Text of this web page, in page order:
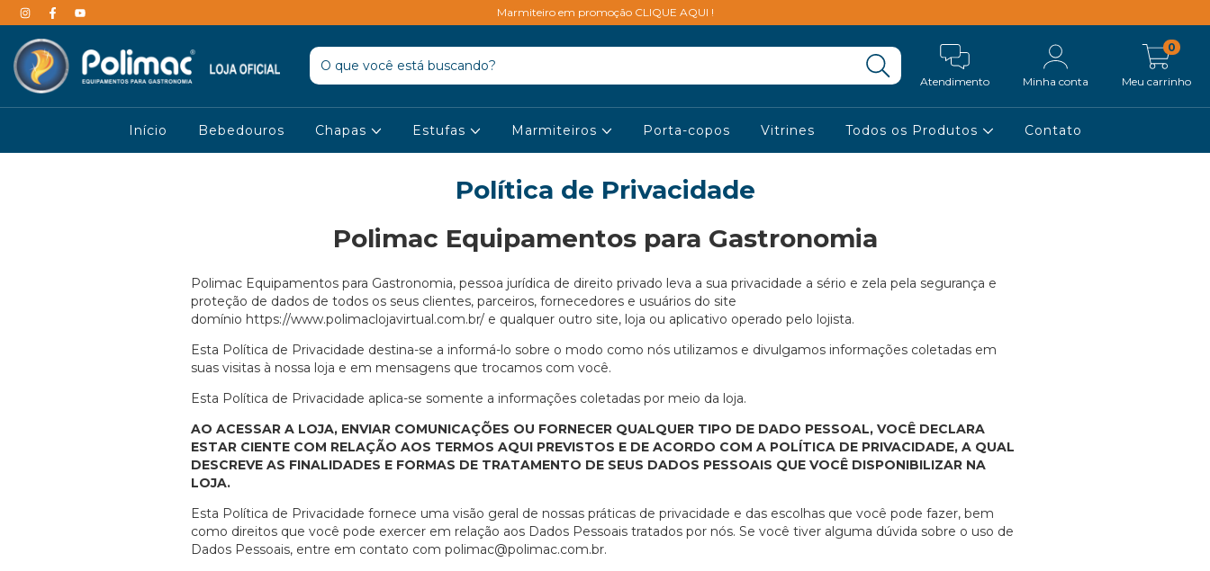
Marmiteiro em promoção CLIQUE AQUI !
Atendimento Minha conta Meu carrinho
0
Início Bebedouros Chapas Estufas Marmiteiros Porta-copos Vitrines Todos os Produtos Contato
Política de Privacidade
Polimac Equipamentos para Gastronomia
Polimac Equipamentos para Gastronomia, pessoa jurídica de direito privado leva a sua privacidade a sério e zela pela segurança e
proteção de dados de todos os seus clientes, parceiros, fornecedores e usuários do site
domínio https://www.polimaclojavirtual.com.br/ e qualquer outro site, loja ou aplicativo operado pelo lojista.
Esta Política de Privacidade destina-se a informá-lo sobre o modo como nós utilizamos e divulgamos informações coletadas em
suas visitas à nossa loja e em mensagens que trocamos com você.
Esta Política de Privacidade aplica-se somente a informações coletadas por meio da loja.
AO ACESSAR A LOJA, ENVIAR COMUNICAÇÕES OU FORNECER QUALQUER TIPO DE DADO PESSOAL, VOCÊ DECLARA
ESTAR CIENTE COM RELAÇÃO AOS TERMOS AQUI PREVISTOS E DE ACORDO COM A POLÍTICA DE PRIVACIDADE, A QUAL
DESCREVE AS FINALIDADES E FORMAS DE TRATAMENTO DE SEUS DADOS PESSOAIS QUE VOCÊ DISPONIBILIZAR NA
LOJA.
Esta Política de Privacidade fornece uma visão geral de nossas práticas de privacidade e das escolhas que você pode fazer, bem
como direitos que você pode exercer em relação aos Dados Pessoais tratados por nós. Se você tiver alguma dúvida sobre o uso de
Dados Pessoais, entre em contato com polimac@polimac.com.br.